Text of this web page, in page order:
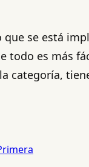
se está
todo es más
categoría,